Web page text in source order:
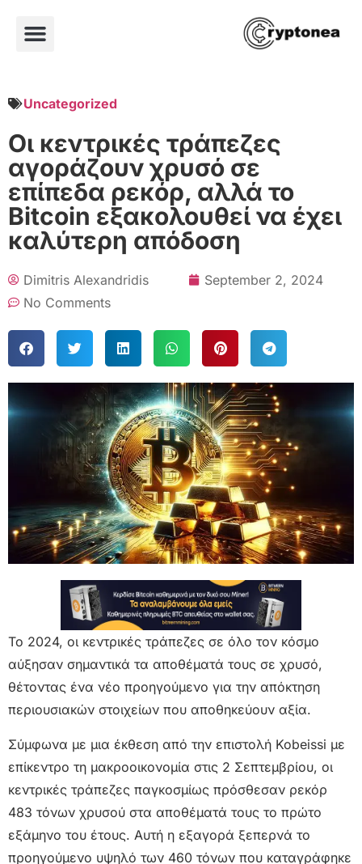
Uncategorized
Οι κεντρικές τράπεζες
αγοράζουν χρυσό σε
επίπεδα ρεκόρ, αλλά το
Bitcoin εξακολουθεί να έχει
καλύτερη απόδοση
Dimitris Alexandridis
September 2, 2024
No Comments
Το 2024, οι κεντρικές τράπεζες σε όλο τον κόσμο
αύξησαν σημαντικά τα αποθέματά τους σε χρυσό,
θέτοντας ένα νέο προηγούμενο για την απόκτηση
περιουσιακών στοιχείων που αποθηκεύουν αξία.
Σύμφωνα με μια έκθεση από την επιστολή Kobeissi με
επίκεντρο τη μακροοικονομία στις 2 Σεπτεμβρίου, οι
κεντρικές τράπεζες παγκοσμίως πρόσθεσαν ρεκόρ
483 τόνων χρυσού στα αποθέματά τους το πρώτο
εξάμηνο του έτους. Αυτή η εξαγορά ξεπερνά το
προηγούμενο υψηλό των 460 τόνων που καταγράφηκε